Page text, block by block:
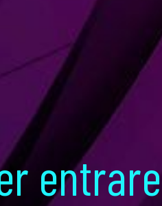
entrare